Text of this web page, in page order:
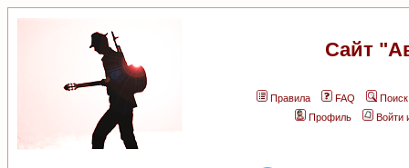
Сайт
Правила FAQ
Поиск
Профиль
Войти